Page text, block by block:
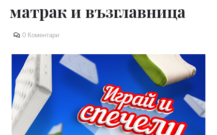
матрак и възглавница
0 Коментари